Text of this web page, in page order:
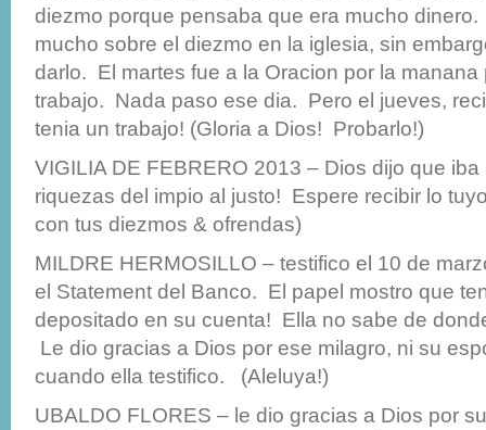
diezmo porque pensaba que era mucho
mucho sobre el diezmo en la iglesia, sin
darlo. El martes fue a la Oracion por la manana
trabajo. Nada paso ese dia. Pero el jueves,
tenia un trabajo! (Gloria a Dios! Probarlo!)
VIGILIA DE FEBRERO 2013 – Dios dijo que iba
riquezas del impio al justo! Espere recibir lo
con tus diezmos & ofrendas)
MILDRE HERMOSILLO – testifico el 10 de
el Statement del Banco. El papel mostro que
depositado en su cuenta! Ella no sabe de
Le dio gracias a Dios por ese milagro, ni su
cuando ella testifico. (Aleluya!)
UBALDO FLORES – le dio gracias a Dios por